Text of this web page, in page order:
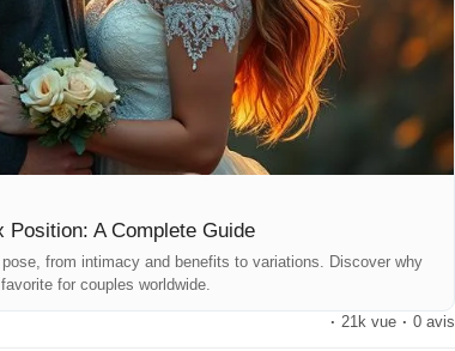
Position: A Complete Guide
from intimacy and benefits to variations. Discover why
for couples worldwide.
· 21k vue · 0 avis